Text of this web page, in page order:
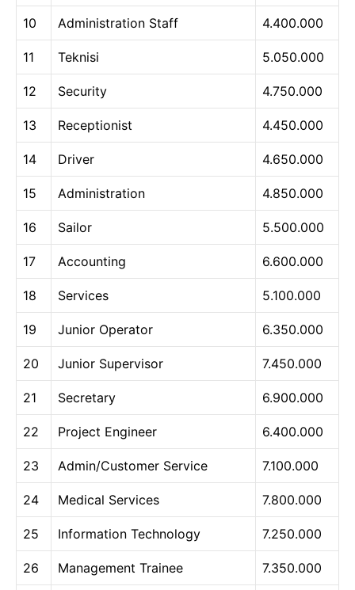
10 Administration Staff 4.400.000
11 Teknisi 5.050.000
12 Security 4.750.000
13 Receptionist 4.450.000
14 Driver 4.650.000
15 Administration 4.850.000
16 Sailor 5.500.000
17 Accounting 6.600.000
18 Services 5.100.000
19 Junior Operator 6.350.000
20 Junior Supervisor 7.450.000
21 Secretary 6.900.000
22 Project Engineer 6.400.000
23 Admin/Customer Service 7.100.000
24 Medical Services 7.800.000
25 Information Technology 7.250.000
26 Management Trainee 7.350.000